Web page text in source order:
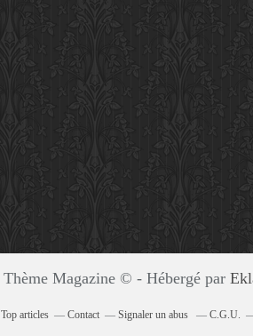
Thème Magazine © - Hébergé par
Top articles Contact Signaler un abus C.G.U.